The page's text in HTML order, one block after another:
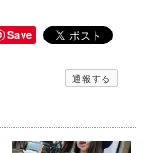
Save
通報する